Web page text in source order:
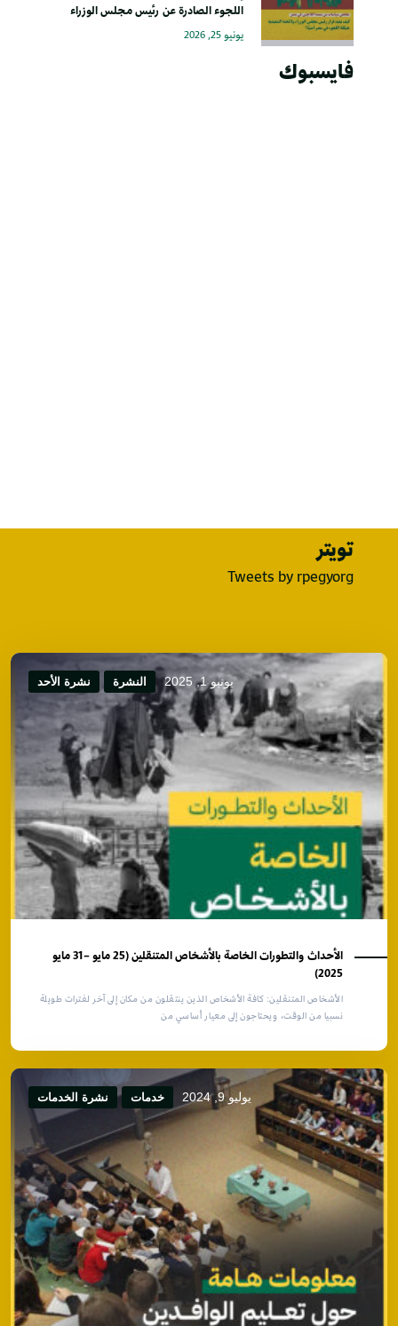
اللجوء الصادرة عن رئيس مجلس الوزراء
يونيو 25, 2026
فايسبوك
تويتر
Tweets by rpegyorg
يونيو 1, 2025 النشرة نشرة الأحد
الأحداث والتطورات الخاصة بالأشخاص المتنقلين (25 مايو –31 مايو
2025)
الأشخاص المتنقلين: كافة الأشخاص الذين ينتقلون من مكان إلى آخر لفترات طويلة
نسبيا من الوقت، ويحتاجون إلى معيار أساسي من
يوليو 9, 2024 خدمات نشرة الخدمات